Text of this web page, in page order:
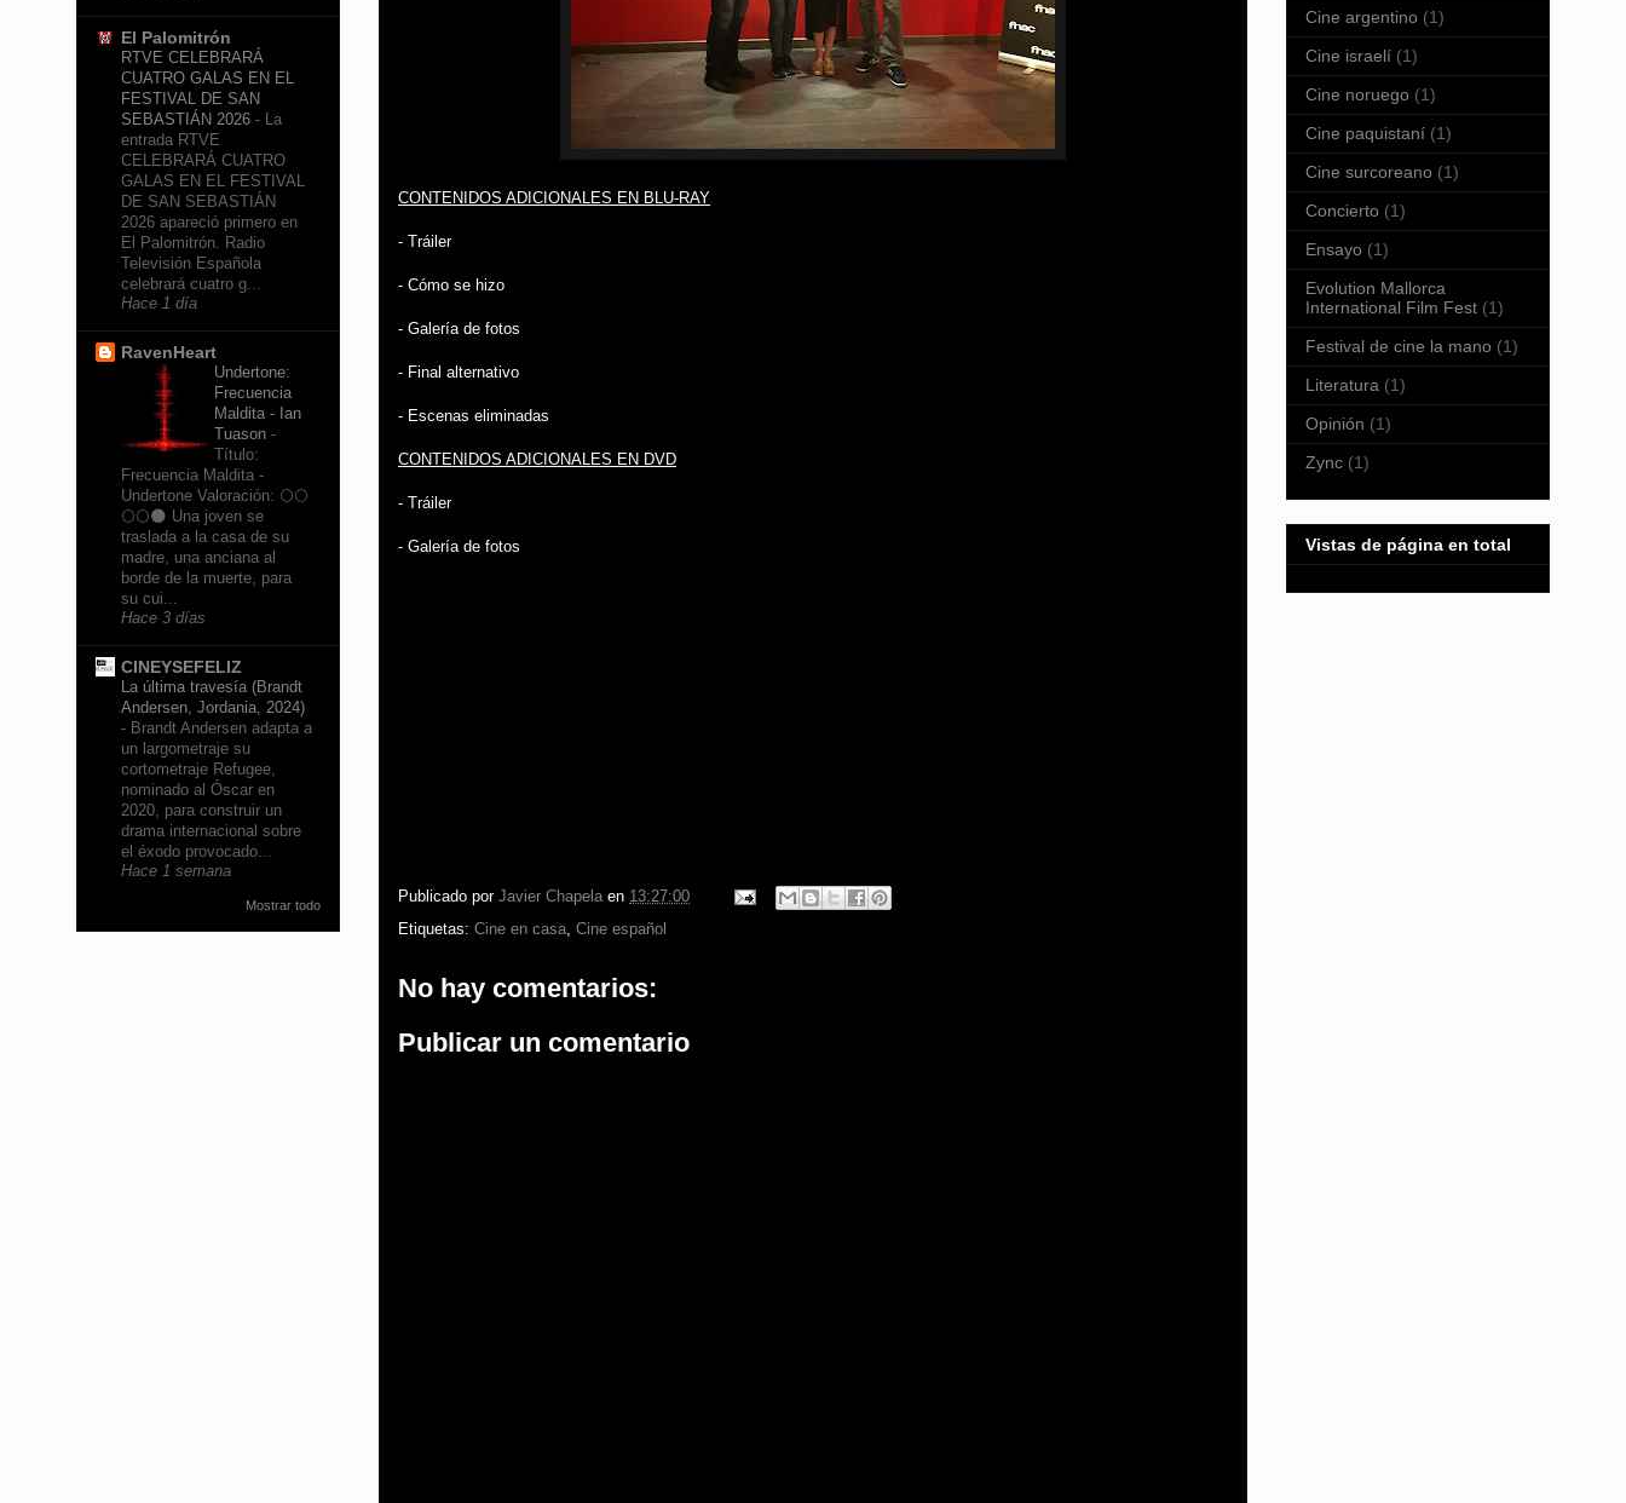
CONTENIDOS ADICIONALES EN BLU-RAY
- Tráiler
- Cómo se hizo
- Galería de fotos
- Final alternativo
- Escenas eliminadas
CONTENIDOS ADICIONALES EN DVD
- Tráiler
- Galería de fotos
Publicado por Javier Chapela en 13:27:00
Etiquetas: Cine en casa Cine español
No hay comentarios:
Publicar un comentario
El Palomitrón
RTVE CELEBRARÁ
CUATRO GALAS EN EL
FESTIVAL DE SAN
SEBASTIÁN 2026 - La
entrada RTVE
CELEBRARÁ CUATRO
GALAS EN EL FESTIVAL
DE SAN SEBASTIÁN
2026 apareció primero en
El Palomitrón. Radio
Televisión Española
celebrará cuatro g...
Hace 1 día
RavenHeart
Undertone:
Frecuencia
Maldita - Ian
Tuason -
Título:
Frecuencia Maldita -
Undertone Valoración: 🌕🌕
🌕🌕🌑 Una joven se
traslada a la casa de su
madre, una anciana al
borde de la muerte, para
su cui...
Hace 3 días
CINEYSEFELIZ
La última travesía (Brandt
Andersen, Jordania, 2024)
- Brandt Andersen adapta a
un largometraje su
cortometraje Refugee,
nominado al Óscar en
2020, para construir un
drama internacional sobre
el éxodo provocado...
Hace 1 semana
Mostrar todo
Cine argentino (1)
Cine israelí (1)
Cine noruego (1)
Cine paquistaní (1)
Cine surcoreano (1)
Concierto (1)
Ensayo (1)
Evolution Mallorca
International Film Fest (1)
Festival de cine la mano (1)
Literatura (1)
Opinión (1)
Zync (1)
Vistas de página en total